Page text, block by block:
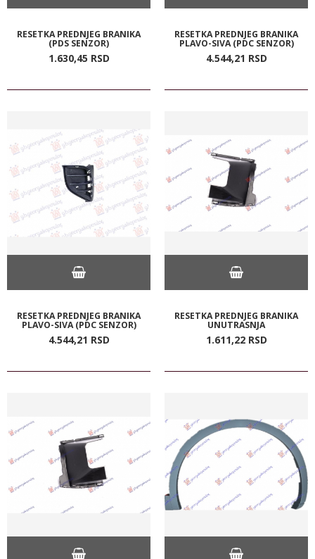
RESETKA PREDNJEG BRANIKA
(PDS SENZOR)
1.630,45 RSD
RESETKA PREDNJEG BRANIKA
PLAVO-SIVA (PDC SENZOR)
4.544,21 RSD
RESETKA PREDNJEG BRANIKA
PLAVO-SIVA (PDC SENZOR)
4.544,21 RSD
RESETKA PREDNJEG BRANIKA
UNUTRASNJA
1.611,22 RSD